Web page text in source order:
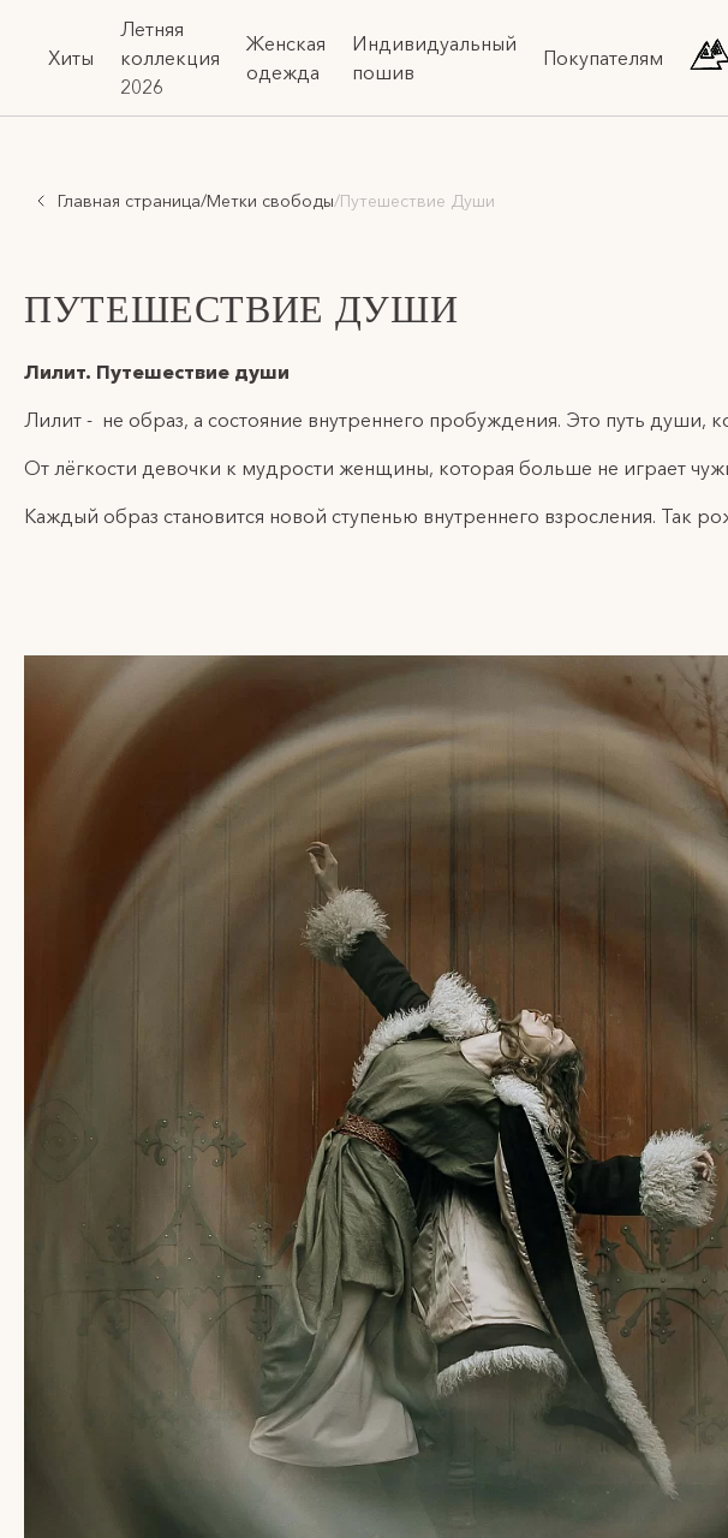
Хиты
Летняя
коллекция
2026
Женская
одежда
Индивидуальный
пошив
Покупателям
Главная страница/Метки свободы/Путешествие Души
ПУТЕШЕСТВИЕ ДУШИ
Лилит. Путешествие души
Лилит - не образ, а состояние внутреннего пробуждения. Это путь
От лёгкости девочки к мудрости женщины, которая больше не играет
Каждый образ становится новой ступенью внутреннего взросления. Так